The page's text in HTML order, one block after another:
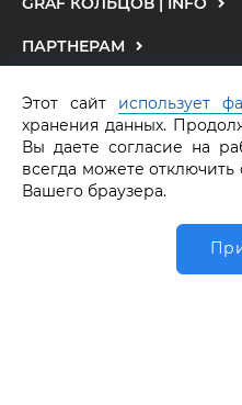
ПАРТНЕРАМ
У вас есть вопросы?
СПРАШИВАЙТЕ, МЫ ЖДЕМ
Этот сайт использует
хранения данных.
Вы даете согласие на
всегда можете
Вашего браузера.